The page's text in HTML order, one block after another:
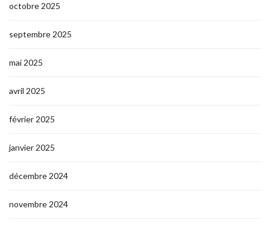
octobre 2025
septembre 2025
mai 2025
avril 2025
février 2025
janvier 2025
décembre 2024
novembre 2024